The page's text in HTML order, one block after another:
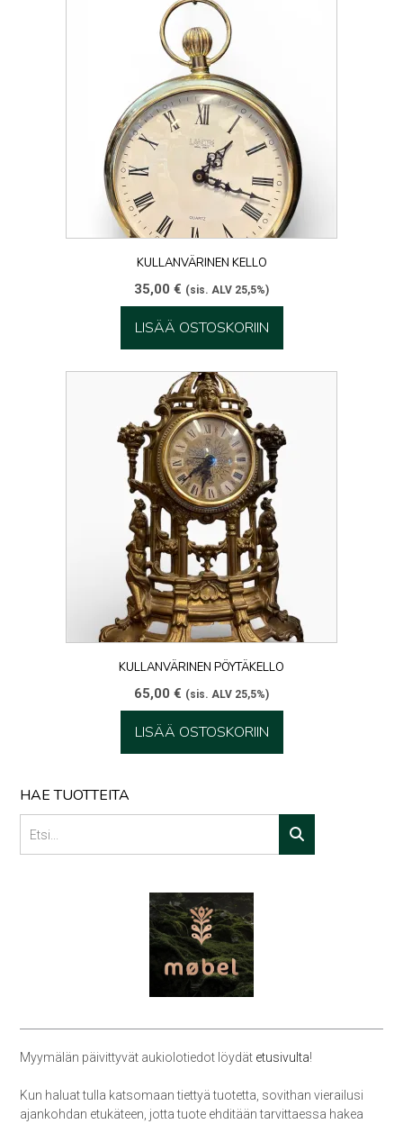
KULLANVÄRINEN KELLO
35,00 € (sis. ALV 25,5%)
LISÄÄ OSTOSKORIIN
KULLANVÄRINEN PÖYTÄKELLO
65,00 € (sis. ALV 25,5%)
LISÄÄ OSTOSKORIIN
HAE TUOTTEITA
Myymälän päivittyvät aukiolotiedot löydät etusivulta!
Kun haluat tulla katsomaan tiettyä tuotetta, sovithan vierailusi
ajankohdan etukäteen, jotta tuote ehditään tarvittaessa hakea